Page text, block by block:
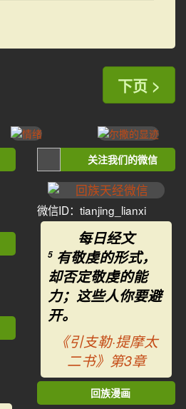
下页 >
关注我们的微信
微信ID：tianjing_lianxi
每日经文
5 有敬虔的形式，
却否定敬虔的能
力；这些人你要避
开。
《引支勒·提摩太
二书》第3章
回族漫画